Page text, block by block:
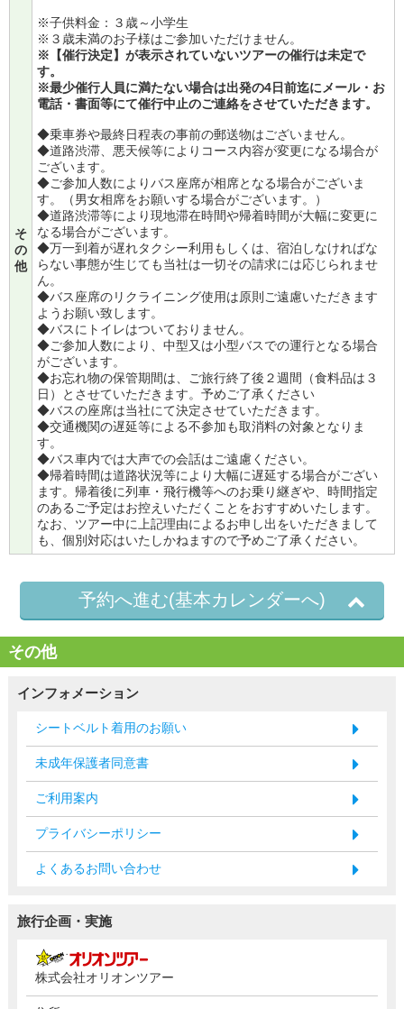
そ
の
他
※子供料金：３歳～小学生
※３歳未満のお子様はご参加いただけません。
※【催行決定】が表示されていないツアーの催行は未定で
す。
※最少催行人員に満たない場合は出発の4日前迄にメール・お
電話・書面等にて催行中止のご連絡をさせていただきます。
◆乗車券や最終日程表の事前の郵送物はございません。
◆道路渋滞、悪天候等によりコース内容が変更になる場合が
ございます。
◆ご参加人数によりバス座席が相席となる場合がございま
す。（男女相席をお願いする場合がございます。）
◆道路渋滞等により現地滞在時間や帰着時間が大幅に変更に
なる場合がございます。
◆万一到着が遅れタクシー利用もしくは、宿泊しなければな
らない事態が生じても当社は一切その請求には応じられませ
ん。
◆バス座席のリクライニング使用は原則ご遠慮いただきます
ようお願い致します。
◆バスにトイレはついておりません。
◆ご参加人数により、中型又は小型バスでの運行となる場合
がございます。
◆お忘れ物の保管期間は、ご旅行終了後２週間（食料品は３
日）とさせていただきます。予めご了承ください
◆バスの座席は当社にて決定させていただきます。
◆交通機関の遅延等による不参加も取消料の対象となりま
す。
◆バス車内では大声での会話はご遠慮ください。
◆帰着時間は道路状況等により大幅に遅延する場合がござい
ます。帰着後に列車・飛行機等へのお乗り継ぎや、時間指定
のあるご予定はお控えいただくことをおすすめいたします。
なお、ツアー中に上記理由によるお申し出をいただきまして
も、個別対応はいたしかねますので予めご了承ください。
予約へ進む(基本カレンダーへ)
その他
インフォメーション
シートベルト着用のお願い
未成年保護者同意書
ご利用案内
プライバシーポリシー
よくあるお問い合わせ
旅行企画・実施
株式会社オリオンツアー